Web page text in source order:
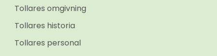
Tollares omgivning
Tollares historia
Tollares personal